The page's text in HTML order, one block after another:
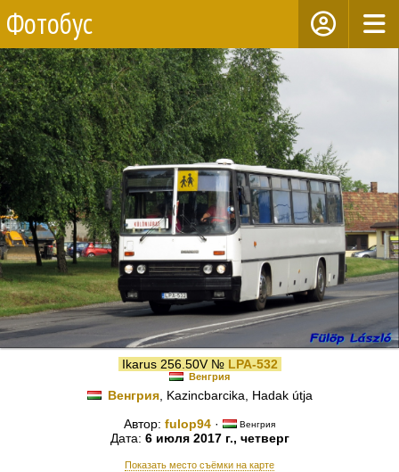
Фотобус
Ikarus 256.50V № LPA-532
Венгрия
Венгрия, Kazincbarcika, Hadak útja
Автор: fulop94 · Венгрия
Дата: 6 июля 2017 г., четверг
Показать место съёмки на карте